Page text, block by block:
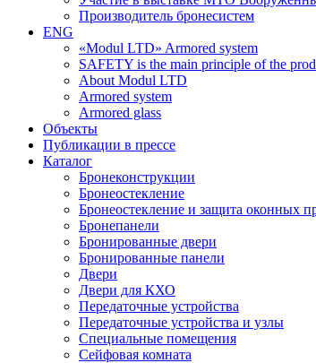
Производитель бронесистем
ENG
«Modul LTD» Armored system
SAFETY is the main principle of the
About Modul LTD
Armored system
Armored glass
Объекты
Публикации в прессе
Каталог
Бронеконструкции
Бронеостекление
Бронеостекление и защита оконных
Бронепанели
Бронированные двери
Бронированные панели
Двери
Двери для КХО
Передаточные устройства
Передаточные устройства и узлы
Специальные помещения
Сейфовая комната